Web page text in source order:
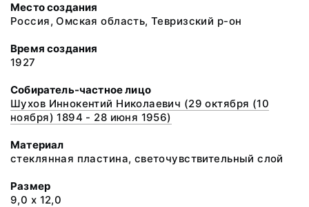
Место создания
Россия, Омская область, Тевризский р-он
Время создания
1927
Собиратель-частное лицо
Шухов Иннокентий Николаевич (29 октября (10
ноября) 1894 - 28 июня 1956)
Материал
стеклянная пластина, светочувствительный слой
Размер
9,0 x 12,0